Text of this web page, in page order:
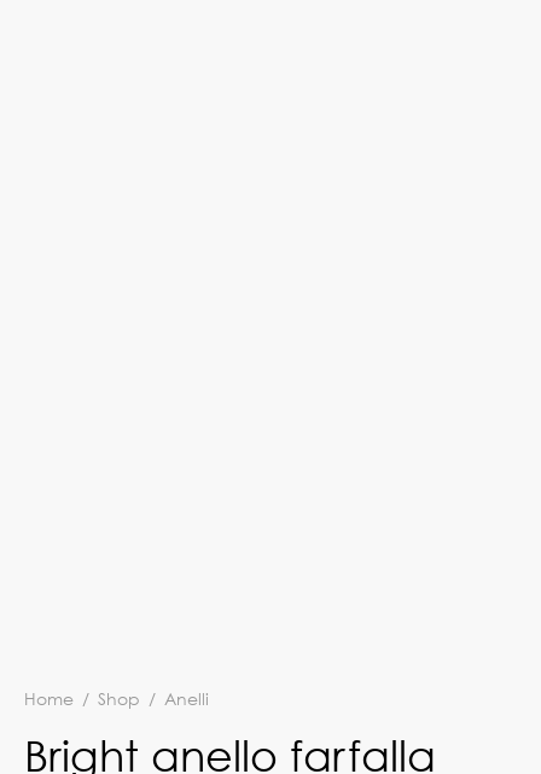
Home / Shop / Anelli
Bright anello farfalla